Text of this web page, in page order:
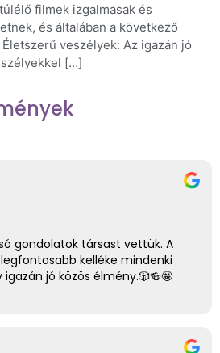
filmek izgalmasak és
és általában a következő
veszélyek: Az igazán jó
[…]
gondolatok társast vettük. A
kelléke mindenki
jó közös élmény.🎲🍻🤩